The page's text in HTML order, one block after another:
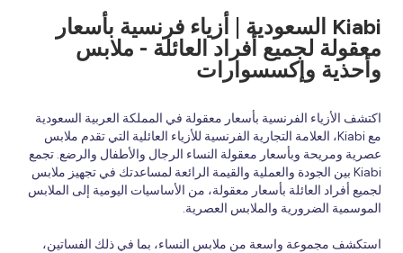
Kiabi السعودية | أزياء فرنسية بأسعار
معقولة لجميع أفراد العائلة - ملابس
وأحذية وإكسسوارات
اكتشف الأزياء الفرنسية بأسعار معقولة في المملكة العربية السعودية
مع Kiabi، العلامة التجارية الفرنسية للأزياء العائلية التي تقدم ملابس
عصرية ومريحة وبأسعار معقولة النساء الرجال والأطفال والرضع. تجمع
Kiabi بين الجودة والعملية والقيمة الرائعة لمساعدتك في تجهيز ملابس
لجميع أفراد العائلة بأسعار معقولة، من الأساسيات اليومية إلى الملابس
الموسمية الضرورية والملابس العصرية.
استكشف مجموعة واسعة من ملابس النساء، بما في ذلك الفساتين،